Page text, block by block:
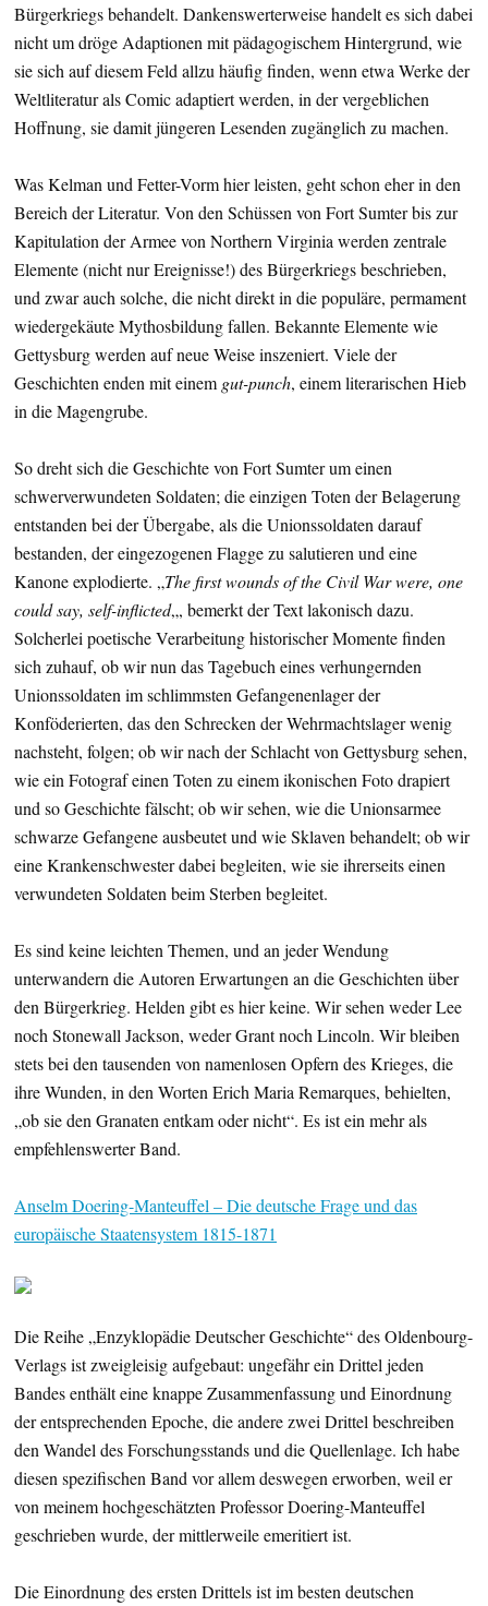
Bürgerkriegs behandelt. Dankenswerterweise handelt es sich dabei
nicht um dröge Adaptionen mit pädagogischem Hintergrund, wie
sie sich auf diesem Feld allzu häufig finden, wenn etwa Werke der
Weltliteratur als Comic adaptiert werden, in der vergeblichen
Hoffnung, sie damit jüngeren Lesenden zugänglich zu machen.
Was Kelman und Fetter-Vorm hier leisten, geht schon eher in den
Bereich der Literatur. Von den Schüssen von Fort Sumter bis zur
Kapitulation der Armee von Northern Virginia werden zentrale
Elemente (nicht nur Ereignisse!) des Bürgerkriegs beschrieben,
und zwar auch solche, die nicht direkt in die populäre, permament
wiedergekäute Mythosbildung fallen. Bekannte Elemente wie
Gettysburg werden auf neue Weise inszeniert. Viele der
Geschichten enden mit einem gut-punch, einem literarischen Hieb
in die Magengrube.
So dreht sich die Geschichte von Fort Sumter um einen
schwerverwundeten Soldaten; die einzigen Toten der Belagerung
entstanden bei der Übergabe, als die Unionssoldaten darauf
bestanden, der eingezogenen Flagge zu salutieren und eine
Kanone explodierte. „The first wounds of the Civil War were, one
could say, self-inflicted„, bemerkt der Text lakonisch dazu.
Solcherlei poetische Verarbeitung historischer Momente finden
sich zuhauf, ob wir nun das Tagebuch eines verhungernden
Unionssoldaten im schlimmsten Gefangenenlager der
Konföderierten, das den Schrecken der Wehrmachtslager wenig
nachsteht, folgen; ob wir nach der Schlacht von Gettysburg sehen,
wie ein Fotograf einen Toten zu einem ikonischen Foto drapiert
und so Geschichte fälscht; ob wir sehen, wie die Unionsarmee
schwarze Gefangene ausbeutet und wie Sklaven behandelt; ob wir
eine Krankenschwester dabei begleiten, wie sie ihrerseits einen
verwundeten Soldaten beim Sterben begleitet.
Es sind keine leichten Themen, und an jeder Wendung
unterwandern die Autoren Erwartungen an die Geschichten über
den Bürgerkrieg. Helden gibt es hier keine. Wir sehen weder Lee
noch Stonewall Jackson, weder Grant noch Lincoln. Wir bleiben
stets bei den tausenden von namenlosen Opfern des Krieges, die
ihre Wunden, in den Worten Erich Maria Remarques, behielten,
„ob sie den Granaten entkam oder nicht“. Es ist ein mehr als
empfehlenswerter Band.
Anselm Doering-Manteuffel – Die deutsche Frage und das
europäische Staatensystem 1815-1871
Die Reihe „Enzyklopädie Deutscher Geschichte“ des Oldenbourg-
Verlags ist zweigleisig aufgebaut: ungefähr ein Drittel jeden
Bandes enthält eine knappe Zusammenfassung und Einordnung
der entsprechenden Epoche, die andere zwei Drittel beschreiben
den Wandel des Forschungsstands und die Quellenlage. Ich habe
diesen spezifischen Band vor allem deswegen erworben, weil er
von meinem hochgeschätzten Professor Doering-Manteuffel
geschrieben wurde, der mittlerweile emeritiert ist.
Die Einordnung des ersten Drittels ist im besten deutschen